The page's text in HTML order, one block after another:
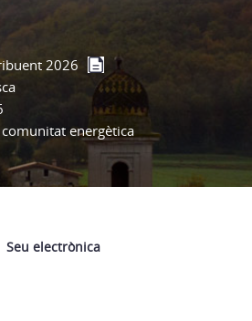
2026
energètica
Seu electrònica